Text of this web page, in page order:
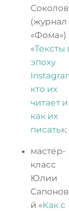
(журнал
«Фома»)
«Тексты
эпоху
кто их
читает и
как их
писать»;
мастер-
класс
Юлии
й «Как с